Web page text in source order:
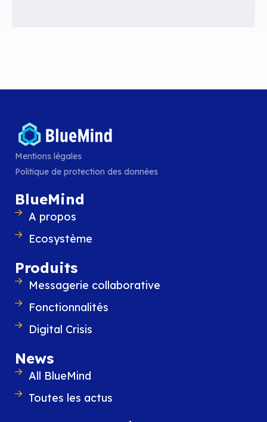
Quanto vi costa il servizio di
Sapete davvero quanto vi costa il
posta? E se doveste cambiarlo, a cosa
attenti? Vi diamo le chiavi per valutare al
LIRE L'ARTICLE
Mentions légales
Politique de protection des données
BlueMind
A propos
Ecosystème
Produits
Messagerie collaborative
Fonctionnalités
Digital Crisis
News
All BlueMind
Toutes les actus